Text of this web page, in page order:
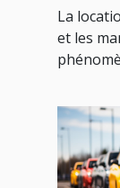
La
et les